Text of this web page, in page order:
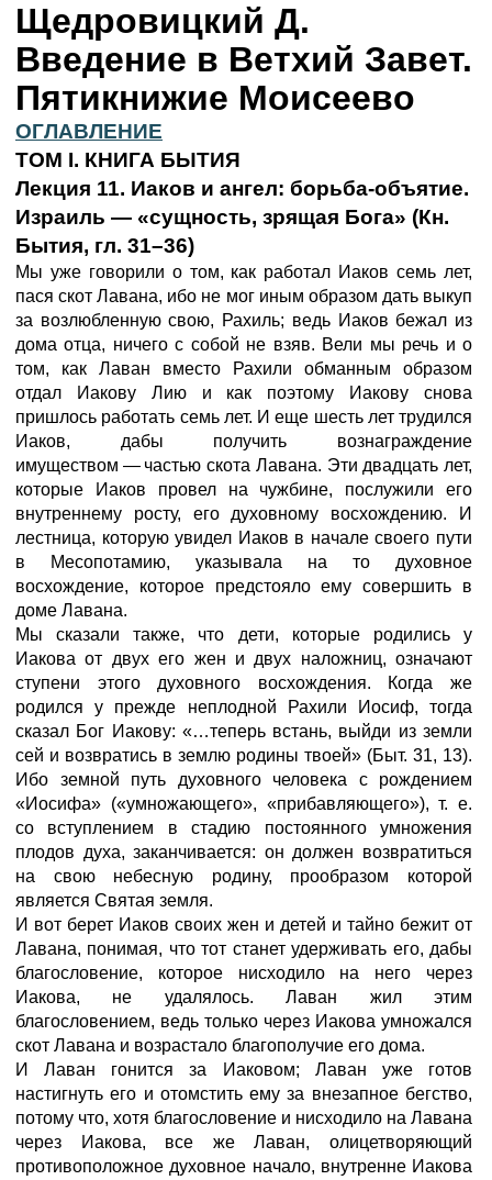
Щедровицкий Д.
Введение в Ветхий Завет.
Пятикнижие Моисеево
ОГЛАВЛЕНИЕ
ТОМ I. КНИГА БЫТИЯ
Лекция 11. Иаков и ангел: борьба-объятие.
Израиль — «сущность, зрящая Бога» (Кн.
Бытия, гл. 31–36)
Мы уже говорили о том, как работал Иаков семь лет,
пася скот Лавана, ибо не мог иным образом дать выкуп
за возлюбленную свою, Рахиль; ведь Иаков бежал из
дома отца, ничего с собой не взяв. Вели мы речь и о
том, как Лаван вместо Рахили обманным образом
отдал Иакову Лию и как поэтому Иакову снова
пришлось работать семь лет. И еще шесть лет трудился
Иаков, дабы получить вознаграждение
имуществом — частью скота Лавана. Эти двадцать лет,
которые Иаков провел на чужбине, послужили его
внутреннему росту, его духовному восхождению. И
лестница, которую увидел Иаков в начале своего пути
в Месопотамию, указывала на то духовное
восхождение, которое предстояло ему совершить в
доме Лавана.
Мы сказали также, что дети, которые родились у
Иакова от двух его жен и двух наложниц, означают
ступени этого духовного восхождения. Когда же
родился у прежде неплодной Рахили Иосиф, тогда
сказал Бог Иакову: «…теперь встань, выйди из земли
сей и возвратись в землю родины твоей» (Быт. 31, 13).
Ибо земной путь духовного человека с рождением
«Иосифа» («умножающего», «прибавляющего»), т. е.
со вступлением в стадию постоянного умножения
плодов духа, заканчивается: он должен возвратиться
на свою небесную родину, прообразом которой
является Святая земля.
И вот берет Иаков своих жен и детей и тайно бежит от
Лавана, понимая, что тот станет удерживать его, дабы
благословение, которое нисходило на него через
Иакова, не удалялось. Лаван жил этим
благословением, ведь только через Иакова умножался
скот Лавана и возрастало благополучие его дома.
И Лаван гонится за Иаковом; Лаван уже готов
настигнуть его и отомстить ему за внезапное бегство,
потому что, хотя благословение и нисходило на Лавана
через Иакова, все же Лаван, олицетворяющий
противоположное духовное начало, внутренне Иакова